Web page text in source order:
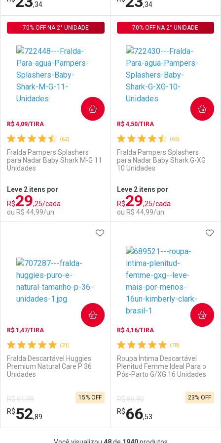
Por R$ 114,99/cada
Por R$ 114,99/cada
,34
FECHAR
Laboratório
Comprar sem Desconto
Por R$ 23,34/cada
FECHAR
Por Menos
Comprar sem Desconto
Por R$ 23,34/cada
,34
Laboratório
Comprar sem Desconto
Por R$ 23,34/cada
Por Menos
Comprar sem Desconto
Por R$ 23,34/cada
(62)
R$ 4,09/TIRA
Fralda Pampers Splashers
para Nadar Baby Shark M-G 11
Unidades
70% OFF NA 2° UNIDADE
Leve 2 itens por
R$29,25/cada
ou R$ 44,99/un
COMPRAR
Laboratório
Comprar sem Desconto
Por R$ 44,99/cada
Por Menos
Comprar sem Desconto
Por R$ 44,99/cada
(65)
R$ 4,50/TIRA
Fralda Pampers Splashers
para Nadar Baby Shark G-XG
10 Unidades
70% OFF NA 2° UNIDADE
Leve 2 itens por
R$29,25/cada
ou R$ 44,99/un
COMPRAR
Laboratório
Comprar sem Desconto
Por R$ 44,99/cada
Por Menos
Comprar sem Desconto
Por R$ 44,99/cada
(21)
R$ 1,47/TIRA
Fralda Descartável Huggies
Premium Natural Care P 36
Unidades
R$ 61,99
R$52,89
15% OFF
ADICIONAR AOS FAVORITOS
COMPRAR
FECHAR
FECHAR
(78)
R$ 4,16/TIRA
Roupa Íntima Descartável
Plenitud Femme Ideal Para o
Pós-Parto G/XG 16 Unidades
R$ 86,90
R$66,53
23% OFF
COMPRAR